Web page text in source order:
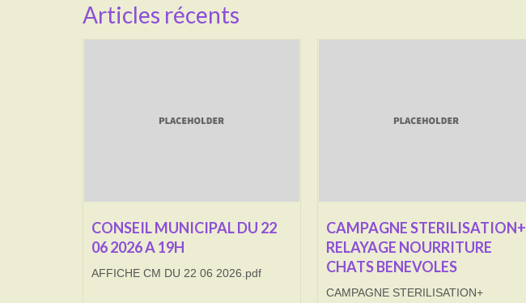
Articles récents
CONSEIL MUNICIPAL DU 22
06 2026 A 19H
AFFICHE CM DU 22 06 2026.pdf
CAMPAGNE STERILISATION+
RELAYAGE NOURRITURE
CHATS BENEVOLES
CAMPAGNE STERILISATION+